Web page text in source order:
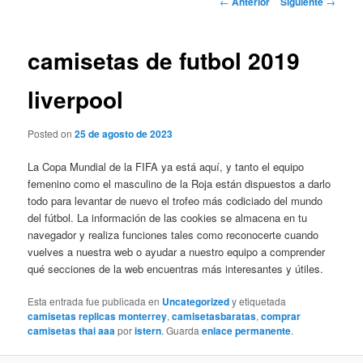
camisetas de futbol 2019
liverpool
Posted on25 de agosto de 2023
La Copa Mundial de la FIFA ya está aquí, y tanto el equipo
femenino como el masculino de la Roja están dispuestos a darlo
todo para levantar de nuevo el trofeo más codiciado del mundo
del fútbol. La información de las cookies se almacena en tu
navegador y realiza funciones tales como reconocerte cuando
vuelves a nuestra web o ayudar a nuestro equipo a comprender
qué secciones de la web encuentras más interesantes y útiles.
Esta entrada fue publicada en Uncategorizedy etiquetada
camisetas replicas monterrey,camisetasbaratas,comprar
camisetas thai aaaporistern. Guardaenlace permanente.